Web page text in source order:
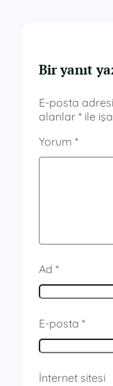
Bir yanıt
E-posta
alanlar * ile
Yorum *
Ad *
E-posta *
İnternet sitesi